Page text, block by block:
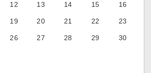
12 13 14 15 16
19 20 21 22 23
26 27 28 29 30